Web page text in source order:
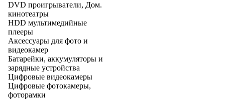
DVD проигрыватели, Дом.
кинотеатры
HDD мультимедийные
плееры
Аксессуары для фото и
видеокамер
Батарейки, аккумуляторы и
зарядные устройства
Цифровые видеокамеры
Цифровые фотокамеры,
фоторамки